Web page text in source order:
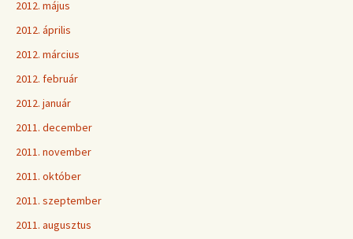
2012. május
2012. április
2012. március
2012. február
2012. január
2011. december
2011. november
2011. október
2011. szeptember
2011. augusztus